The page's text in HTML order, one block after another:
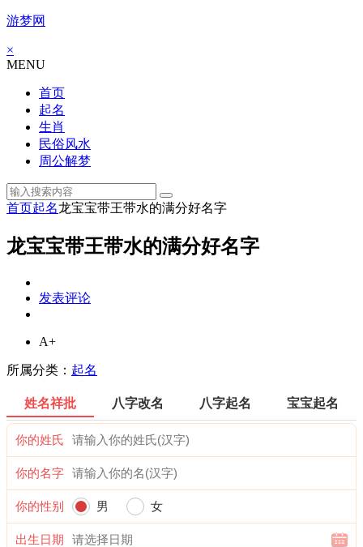
游梦网
×
MENU
首页
起名
生肖
民俗风水
周公解梦
首页起名龙宝宝带王带水的满分好名字
龙宝宝带王带水的满分好名字
发表评论
A+
所属分类： 起名
姓名祥批 八字改名 八字起名 宝宝起名
你的姓氏
你的名字
你的性别 男 女
出生日期